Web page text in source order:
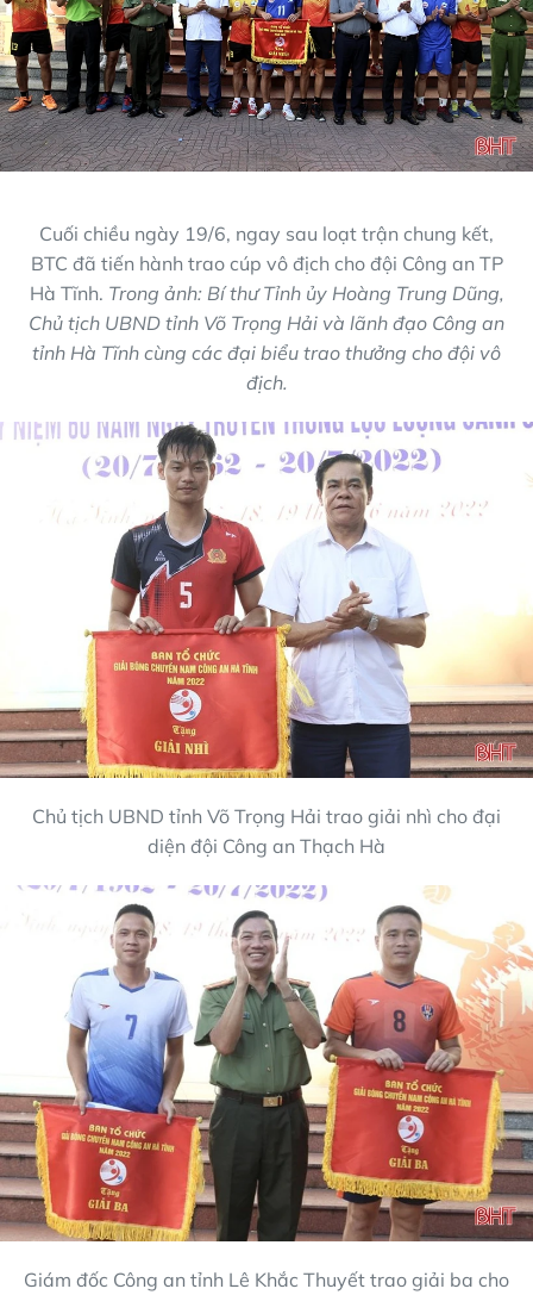
Cuối chiều ngày 19/6, ngay sau loạt trận chung kết,
BTC đã tiến hành trao cúp vô địch cho đội Công an TP
Hà Tĩnh. Trong ảnh: Bí thư Tỉnh ủy Hoàng Trung Dũng,
Chủ tịch UBND tỉnh Võ Trọng Hải và lãnh đạo Công an
tỉnh Hà Tĩnh cùng các đại biểu trao thưởng cho đội vô
địch.
Chủ tịch UBND tỉnh Võ Trọng Hải trao giải nhì cho đại
diện đội Công an Thạch Hà
Giám đốc Công an tỉnh Lê Khắc Thuyết trao giải ba cho